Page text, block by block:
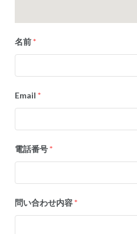
名前*
Email *
電話番号*
問い合わせ内容*